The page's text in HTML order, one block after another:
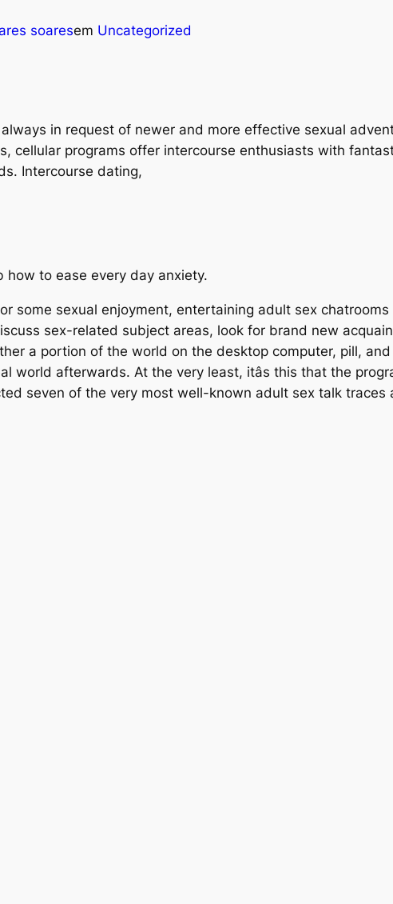
soaresem Uncategorized
in request of newer and more effective sexual
cellular programs offer intercourse enthusiasts with
Intercourse dating,
how to ease every day anxiety.
some sexual enjoyment, entertaining adult sex
sex-related subject areas, look for brand new
a portion of the world on the desktop computer, pill,
world afterwards. At the very least, itâs this that the
seven of the very most well-known adult sex talk